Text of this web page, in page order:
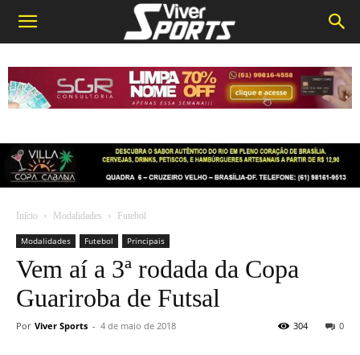
Início Modalidades Futebol
Modalidades Futebol Principais
Vem aí a 3ª rodada da Copa
Guariroba de Futsal
Por Viver Sports - 4 de maio de 2018 0
304